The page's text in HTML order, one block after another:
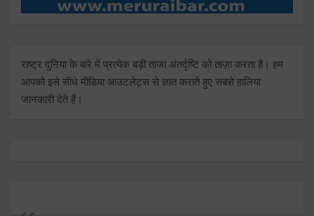
राष्ट्र दुनिया के बारे में प्रत्येक बड़ी ताजा अंतर्दृष्टि को ताज़ा करता है। हम
आपको इसे सीधे मीडिया आउटलेट्स से ज्ञात कराते हुए सबसे हालिया
जानकारी देते हैं।